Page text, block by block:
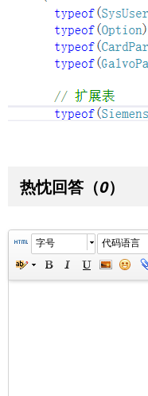
热忱回答 （0）
字号 代码语言